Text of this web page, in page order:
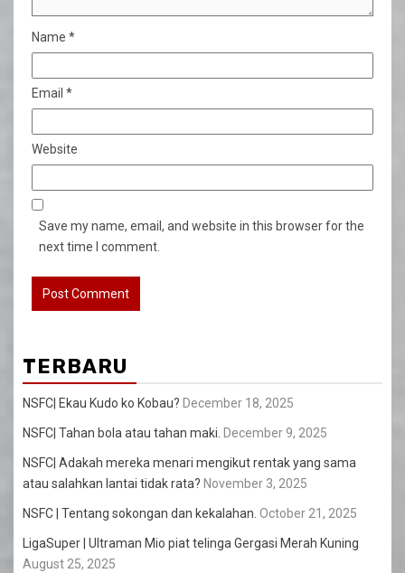
Name *
Email *
Website
Save my name, email, and website in this browser for the
next time I comment.
TERBARU
NSFC| Ekau Kudo ko Kobau? December 18, 2025
NSFC| Tahan bola atau tahan maki. December 9, 2025
NSFC| Adakah mereka menari mengikut rentak yang sama
atau salahkan lantai tidak rata? November 3, 2025
NSFC | Tentang sokongan dan kekalahan. October 21, 2025
LigaSuper | Ultraman Mio piat telinga Gergasi Merah Kuning
August 25, 2025